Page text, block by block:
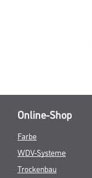
Online-Shop
Farbe
WDV-Systeme
Trockenbau